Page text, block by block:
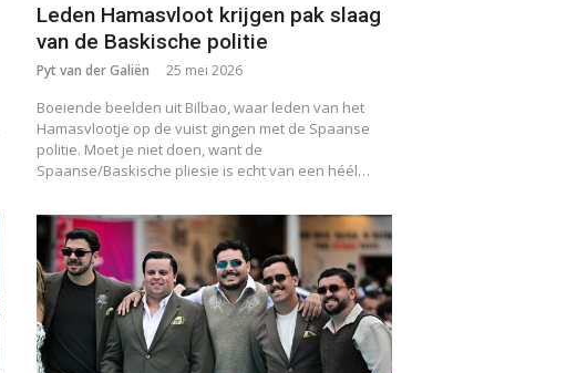
Leden Hamasvloot krijgen pak slaag
van de Baskische politie
Pyt van der Galiën 25 mei 2026
Boeiende beelden uit Bilbao, waar leden van het
Hamasvlootje op de vuist gingen met de Spaanse
politie. Moet je niet doen, want de
Spaanse/Baskische pliesie is echt van een héél…